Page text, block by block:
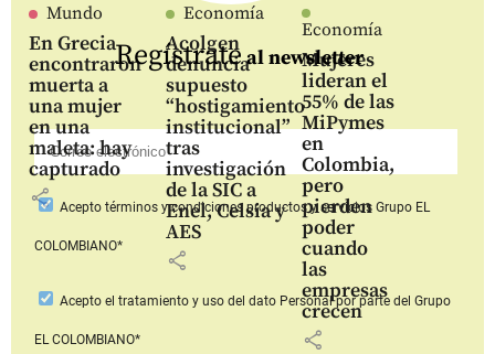
Mundo
En Grecia
encontraron
muerta a
una mujer
en una
maleta: hay
capturado
share
Economía
Acolgen
denuncia
supuesto
“hostigamiento
institucional”
tras
investigación
de la SIC a
Enel, Celsia y
AES
share
Economía
Mujeres
lideran el
55% de las
MiPymes
en
Colombia,
pero
pierden
poder
cuando
las
empresas
crecen
share
Regístrateal newsletter
Aceptotérminos y condiciones productos y serviciosGrupo EL
COLOMBIANO*
Acepto el tratamiento y uso del dato Personalpor parte del Grupo
EL COLOMBIANO*